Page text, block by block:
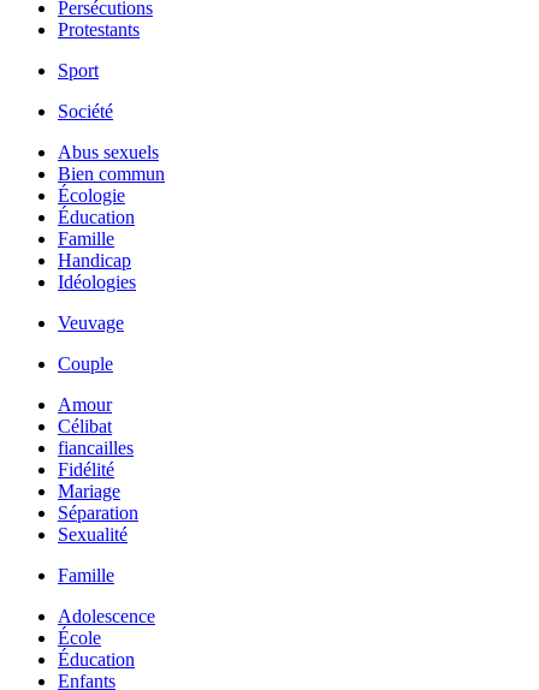
Persécutions
Protestants
Sport
Société
Abus sexuels
Bien commun
Écologie
Éducation
Famille
Handicap
Idéologies
Veuvage
Couple
Amour
Célibat
fiancailles
Fidélité
Mariage
Séparation
Sexualité
Famille
Adolescence
École
Éducation
Enfants